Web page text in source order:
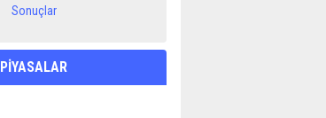
Sonuçlar
PİYASALAR